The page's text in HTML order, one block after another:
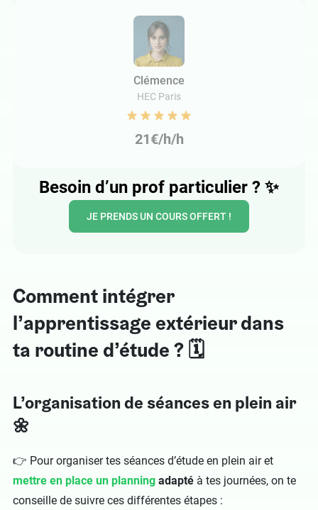
Clémence
HEC Paris
21€/h/h
Besoin d’un prof particulier ? ✨
JE PRENDS UN COURS OFFERT !
Comment intégrer
l’apprentissage extérieur dans
ta routine d’étude ? 🗓️
L’organisation de séances en plein air
🌼
👉 Pour organiser tes séances d’étude en plein air et
mettre en place un planning adapté à tes journées, on te
conseille de suivre ces différentes étapes :